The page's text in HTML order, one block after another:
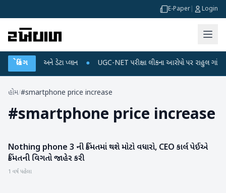
E-Paper Login
બ્રેકિંગ
રિચાર્જ અને ડેટા પ્લાન ● UGC-NET પરીક્ષા લીકના આરોપો પર રાહુલ ગાંધીએ
હોમ/#smartphone price increase
#smartphone price increase
ગેજેટ
Nothing phone 3 ની કિંમતમાં થશે મોટો વધારો, CEO કાર્લ પેઈએ
કિંમતની વિગતો જાહેર કરી
1 વર્ષ પહેલા